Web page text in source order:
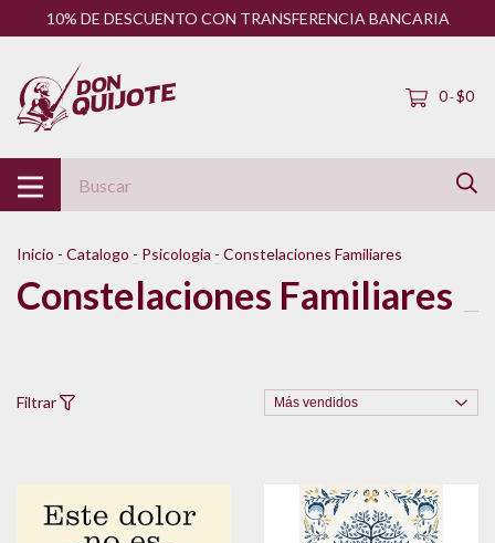
10% DE DESCUENTO CON TRANSFERENCIA BANCARIA
0-$0
Inicio - Catalogo - Psicologia - Constelaciones Familiares
Constelaciones Familiares
Filtrar